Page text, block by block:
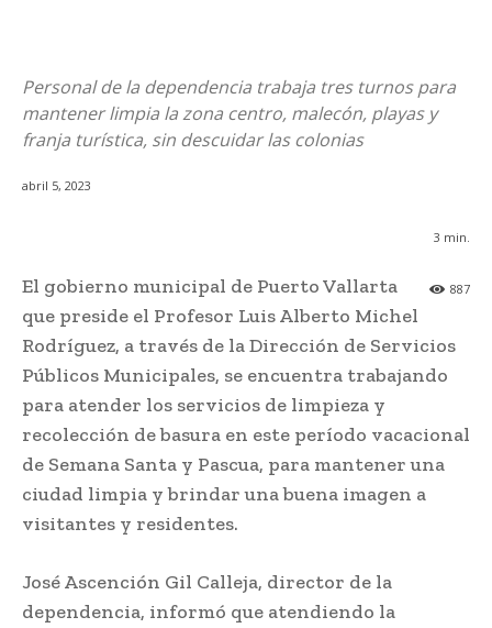
Personal de la dependencia trabaja tres turnos para
mantener limpia la zona centro, malecón, playas y
franja turística, sin descuidar las colonias
abril 5, 2023
3 min.
887
El gobierno municipal de Puerto Vallarta
que preside el Profesor Luis Alberto Michel
Rodríguez, a través de la Dirección de Servicios
Públicos Municipales, se encuentra trabajando
para atender los servicios de limpieza y
recolección de basura en este período vacacional
de Semana Santa y Pascua, para mantener una
ciudad limpia y brindar una buena imagen a
visitantes y residentes.
José Ascención Gil Calleja, director de la
dependencia, informó que atendiendo la